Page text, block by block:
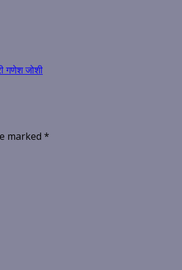
गणेश जोशी
marked *